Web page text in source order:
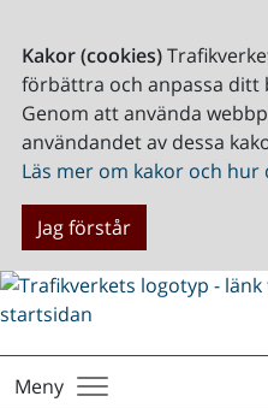
Kakor (cookies)
förbättra och anpassa ditt
Genom att använda
användandet av dessa
Läs mer om kakor och
Jag förstår
Meny